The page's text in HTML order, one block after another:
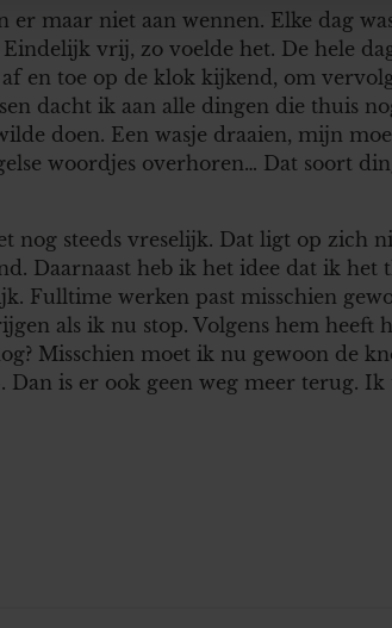
Deze partners kunnen deze gegevens
op basis van uw gebruik van hun
er maar niet aan wennen. Elke dag
vrij, zo voelde het. De hele
en toe op de klok kijkend, om
dacht ik aan alle dingen die thuis
doen. Een wasje draaien, mijn
woordjes overhoren… Dat soort
steeds vreselijk. Dat ligt op zich
Daarnaast heb ik het idee dat ik het
Fulltime werken past misschien
als ik nu stop. Volgens hem heeft
Misschien moet ik nu gewoon de
Dan is er ook geen weg meer terug.